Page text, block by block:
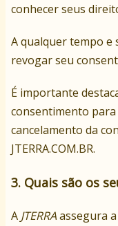
conhecer seus
A qualquer tempo e
revogar seu
É importante
consentimento
cancelamento da
JTERRA.COM.BR.
3. Quais são os
A JTERRAassegura